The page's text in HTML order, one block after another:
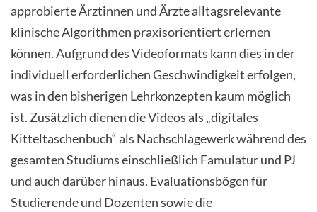
approbierte Ärztinnen und Ärzte alltagsrelevante
klinische Algorithmen praxisorientiert erlernen
können. Aufgrund des Videoformats kann dies in der
individuell erforderlichen Geschwindigkeit erfolgen,
was in den bisherigen Lehrkonzepten kaum möglich
ist. Zusätzlich dienen die Videos als „digitales
Kitteltaschenbuch“ als Nachschlagewerk während des
gesamten Studiums einschließlich Famulatur und PJ
und auch darüber hinaus. Evaluationsbögen für
Studierende und Dozenten sowie die